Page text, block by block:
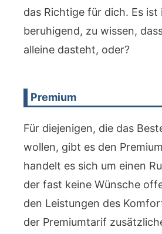
das Richtige für dich. Es ist
beruhigend, zu wissen,
alleine dasteht, oder?
Premium
Für diejenigen, die das
wollen, gibt es den
handelt es sich um einen
der fast keine Wünsche
den Leistungen des
der Premiumtarif